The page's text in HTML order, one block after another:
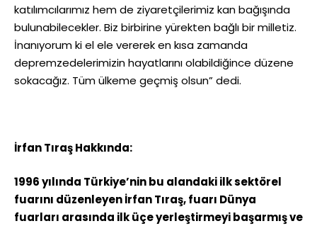
katılımcılarımız hem de ziyaretçilerimiz kan bağışında
bulunabilecekler. Biz birbirine yürekten bağlı bir milletiz.
İnanıyorum ki el ele vererek en kısa zamanda
depremzedelerimizin hayatlarını olabildiğince düzene
sokacağız. Tüm ülkeme geçmiş olsun” dedi.
İrfan Tıraş Hakkında:
1996 yılında Türkiye’nin bu alandaki ilk sektörel
fuarını düzenleyen İrfan Tıraş, fuarı Dünya
fuarları arasında ilk üçe yerleştirmeyi başarmış ve